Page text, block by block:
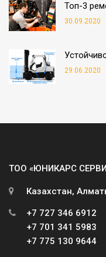
Топ-3
30.09.2020
29.06.2020
ТОО «ЮНИКАРС
Казахстан,
+7 727 346 6912
+7 701 341 5983
+7 775 130 9644